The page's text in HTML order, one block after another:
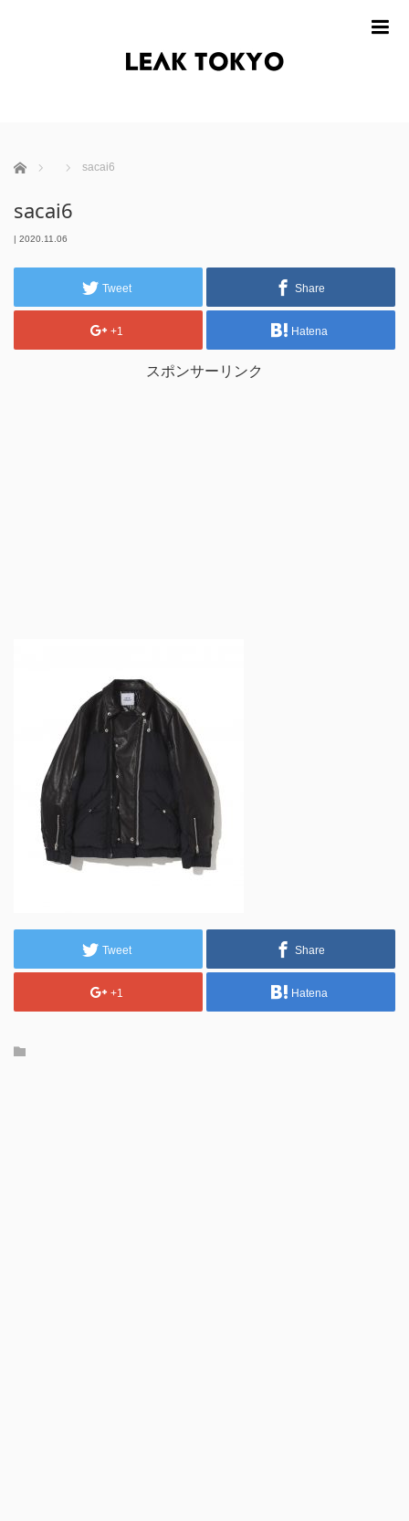
ホーム sacai6
sacai6
| 2020.11.06
Tweet Share
+1 Hatena
スポンサーリンク
Tweet Share
+1 Hatena